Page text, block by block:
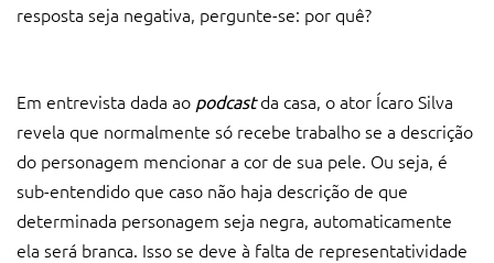
resposta seja negativa, pergunte-se: por quê?
Em entrevista dada ao podcastda casa, o ator Ícaro Silva
revela que normalmente só recebe trabalho se a descrição
do personagem mencionar a cor de sua pele. Ou seja, é
sub-entendido que caso não haja descrição de que
determinada personagem seja negra, automaticamente
ela será branca. Isso se deve à falta de representatividade